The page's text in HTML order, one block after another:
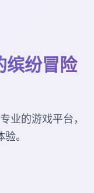
缤纷冒险
业的游戏平台，
。